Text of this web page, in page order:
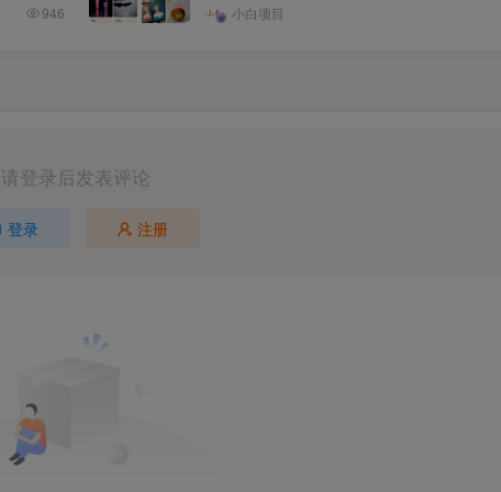
946 小白项目
请登录后发表评论
登录 注册